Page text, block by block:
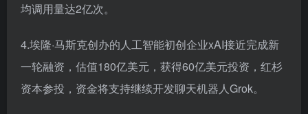
均调用量达2亿次。
4.埃隆·马斯克创办的人工智能初创企业xAI接近完成新
一轮融资，估值180亿美元，获得60亿美元投资，红杉
资本参投，资金将支持继续开发聊天机器人Grok。